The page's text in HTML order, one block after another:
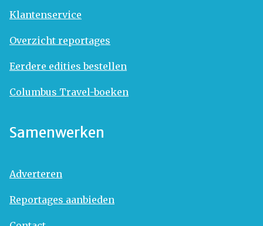
Klantenservice
Overzicht reportages
Eerdere edities bestellen
Columbus Travel-boeken
Samenwerken
Adverteren
Reportages aanbieden